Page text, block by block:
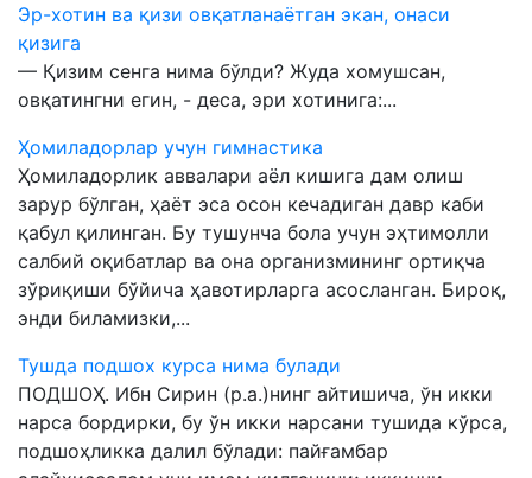
Эр-хотин ва қизи овқатланаётган экан, онаси
қизига
— Қизим сенга нима бўлди? Жуда хомушсан,
овқатингни егин, - деса, эри хотинига:...
Ҳомиладорлар учун гимнастика
Ҳомиладорлик аввалари аёл кишига дам олиш
зарур бўлган, ҳаёт эса осон кечадиган давр каби
қабул қилинган. Бу тушунча бола учун эҳтимолли
салбий оқибатлар ва она организмининг ортиқча
зўриқиши бўйича ҳавотирларга асосланган. Бироқ,
энди биламизки,...
Тушда подшох курса нима булади
ПОДШОҲ. Ибн Сирин (р.а.)нинг айтишича, ўн икки
нарса бордирки, бу ўн икки нарсани тушида кўрса,
подшоҳликка далил бўлади: пайғамбар